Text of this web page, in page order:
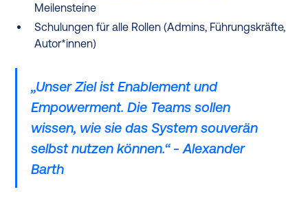
Meilensteine
Schulungen für alle Rollen (Admins, Führungskräfte,
Autor*innen)
„Unser Ziel ist Enablement und
Empowerment. Die Teams sollen
wissen, wie sie das System souverän
selbst nutzen können.“ - Alexander
Barth